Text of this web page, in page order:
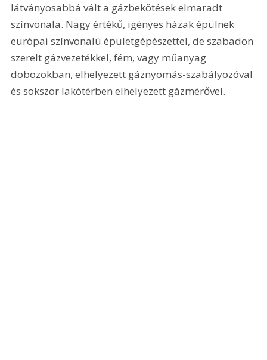
látványosabbá vált a gázbekötések elmaradt
színvonala. Nagy értékű, igényes házak épülnek
európai színvonalú épületgépészettel, de szabadon
szerelt gázvezetékkel, fém, vagy műanyag
dobozokban, elhelyezett gáznyomás-szabályozóval
és sokszor lakótérben elhelyezett gázmérővel.